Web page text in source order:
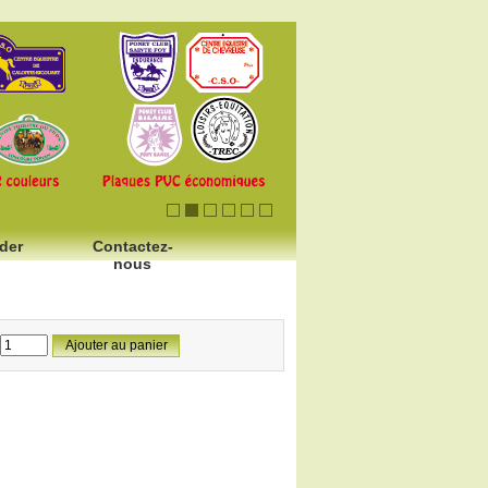
Contactez-
nous
Ajouter au panier